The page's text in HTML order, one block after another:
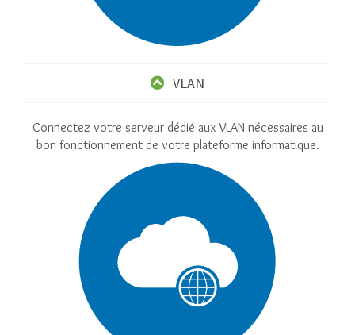
VLAN
Connectez votre serveur dédié aux VLAN nécessaires au
bon fonctionnement de votre plateforme informatique.